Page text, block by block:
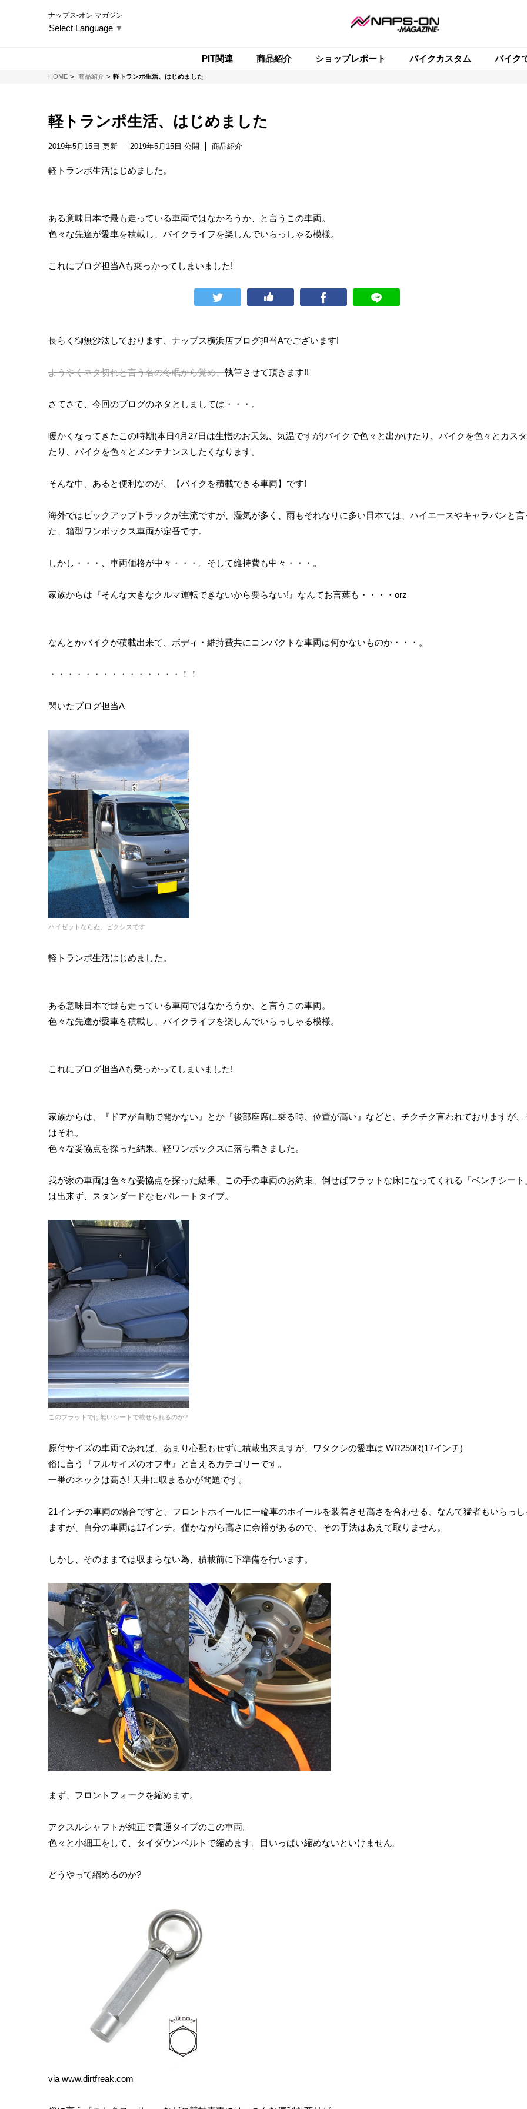
ナップス-オン マガジン
Select Language ▼
PIT関連 商品紹介 ショップレポート バイクカスタム バイク
HOMENAPS-ON マガジン
商品紹介 軽トランポ生活、はじめました
軽トランポ生活、はじめました
2019年5月15日 更新 2019年5月15日 公開 商品紹介
軽トランポ生活はじめました。
ある意味日本で最も走っている車両ではなかろうか、と言うこの車両。
色々な先達が愛車を積載し、バイクライフを楽しんでいらっしゃる模様。
これにブログ担当Aも乗っかってしまいました!
長らく御無沙汰しております、ナップス横浜店ブログ担当Aでございます!
ようやくネタ切れと言う名の冬眠から覚め、執筆させて頂きます!!
さてさて、今回のブログのネタとしましては・・・。
暖かくなってきたこの時期(本日4月27日は生憎のお天気、気温ですが)バイクで色々と出かけたり、バイクを色々とカス
たり、バイクを色々とメンテナンスしたくなります。
そんな中、あると便利なのが、【バイクを積載できる車両】です!
海外ではピックアップトラックが主流ですが、湿気が多く、雨もそれなりに多い日本では、ハイエースやキャラバンと言
た、箱型ワンボックス車両が定番です。
しかし・・・、車両価格が中々・・・。そして維持費も中々・・・。
家族からは『そんな大きなクルマ運転できないから要らない!』なんてお言葉も・・・・orz
なんとかバイクが積載出来て、ボディ・維持費共にコンパクトな車両は何かないものか・・・。
・・・・・・・・・・・・・・・！！
閃いたブログ担当A
ハイゼットならぬ、ピクシスです
軽トランポ生活はじめました。
ある意味日本で最も走っている車両ではなかろうか、と言うこの車両。
色々な先達が愛車を積載し、バイクライフを楽しんでいらっしゃる模様。
これにブログ担当Aも乗っかってしまいました!
家族からは、『ドアが自動で開かない』とか『後部座席に乗る時、位置が高い』などと、チクチク言われておりますが、
はそれ。
色々な妥協点を探った結果、軽ワンボックスに落ち着きました。
我が家の車両は色々な妥協点を探った結果、この手の車両のお約束、倒せばフラットな床になってくれる『ベンチシート
は出来ず、スタンダードなセパレートタイプ。
このフラットでは無いシートで載せられるのか?
原付サイズの車両であれば、あまり心配もせずに積載出来ますが、ワタクシの愛車は WR250R(17インチ)
俗に言う『フルサイズのオフ車』と言えるカテゴリーです。
一番のネックは高さ! 天井に収まるかが問題です。
21インチの車両の場合ですと、フロントホイールに一輪車のホイールを装着させ高さを合わせる、なんて猛者もいらっ
ますが、自分の車両は17インチ。僅かながら高さに余裕があるので、その手法はあえて取りません。
しかし、そのままでは収まらない為、積載前に下準備を行います。
まず、フロントフォークを縮めます。
アクスルシャフトが純正で貫通タイプのこの車両。
色々と小細工をして、タイダウンベルトで縮めます。目いっぱい縮めないといけません。
どうやって縮めるのか?
via www.dirtfreak.com